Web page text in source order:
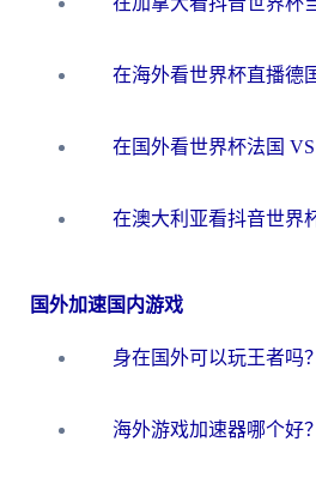
国外加速国内游戏